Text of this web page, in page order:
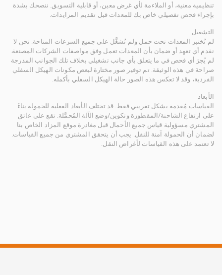
تنظيمية معنية، أو الملاءمة لأي غرض معين، أو قابلية التسويق. ننصحك بشدة
بإجراء فحص تفصيلي خاص بك للمعدات قبل تقديم المزايدات.
التشغيل
لم تُختبر المعدات تحت حمل ولم تُشغَّل على جميع السرعات المتاحة. نحن لا
نقدم أي تعهد أو ضمان بأن المعدات تعمل وفق مواصفات الشركات المصنعة.
لم يُجرَ أي فحص في ما يتعلق بأي جانب تشغيلي بخلاف تلك الجوانب المدرجة
صراحة في هذه الوثيقة. تم توفير صور مختارة لبعض مكونات الهيكل السفلي
الفردية، وقد لا تعكس هذه الصور حالة الهيكل السفلي بأكمله.
الأبعاد
القياسات مُقدمة بشكل تقريبي فقط. قد تختلف الأبعاد الفعلية للحمولة بناءً
على ارتفاع الشاحنة/المقطورة وتكوين/وضع الآلة المُحمَّلة. تقع على عاتق
المشتري مسؤولية قياس جميع الأحمال قبل مغادرة موقع المزاد الخاص بنا
لضمان أن الحمولة آمنة للنقل. يجب أن يتحقق المشتري من جميع القياسات.
لا تعتمد على هذه القياسات لأغراض النقل.